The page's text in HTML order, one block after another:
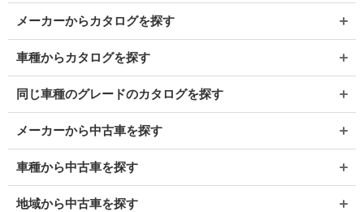
メーカーからカタログを探す
車種からカタログを探す
同じ車種のグレードのカタログを探す
メーカーから中古車を探す
車種から中古車を探す
地域から中古車を探す